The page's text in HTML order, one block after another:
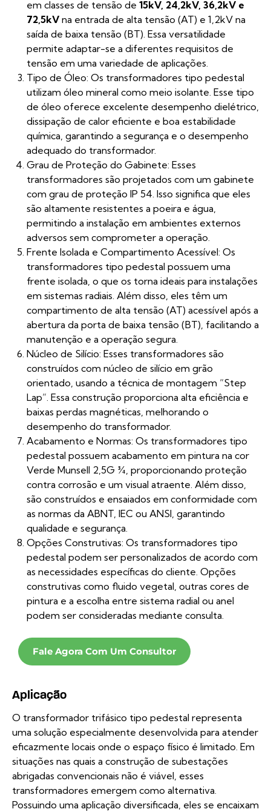
em classes de tensão de 15kV, 24,2kV, 36,2kV e
72,5kV na entrada de alta tensão (AT) e 1,2kV na
saída de baixa tensão (BT). Essa versatilidade
permite adaptar-se a diferentes requisitos de
tensão em uma variedade de aplicações.
Tipo de Óleo: Os transformadores tipo pedestal
utilizam óleo mineral como meio isolante. Esse tipo
de óleo oferece excelente desempenho dielétrico,
dissipação de calor eficiente e boa estabilidade
química, garantindo a segurança e o desempenho
adequado do transformador.
Grau de Proteção do Gabinete: Esses
transformadores são projetados com um gabinete
com grau de proteção IP 54. Isso significa que eles
são altamente resistentes a poeira e água,
permitindo a instalação em ambientes externos
adversos sem comprometer a operação.
Frente Isolada e Compartimento Acessível: Os
transformadores tipo pedestal possuem uma
frente isolada, o que os torna ideais para instalações
em sistemas radiais. Além disso, eles têm um
compartimento de alta tensão (AT) acessível após a
abertura da porta de baixa tensão (BT), facilitando a
manutenção e a operação segura.
Núcleo de Silício: Esses transformadores são
construídos com núcleo de silício em grão
orientado, usando a técnica de montagem “Step
Lap”. Essa construção proporciona alta eficiência e
baixas perdas magnéticas, melhorando o
desempenho do transformador.
Acabamento e Normas: Os transformadores tipo
pedestal possuem acabamento em pintura na cor
Verde Munsell 2,5G ¾, proporcionando proteção
contra corrosão e um visual atraente. Além disso,
são construídos e ensaiados em conformidade com
as normas da ABNT, IEC ou ANSI, garantindo
qualidade e segurança.
Opções Construtivas: Os transformadores tipo
pedestal podem ser personalizados de acordo com
as necessidades específicas do cliente. Opções
construtivas como fluido vegetal, outras cores de
pintura e a escolha entre sistema radial ou anel
podem ser consideradas mediante consulta.
Fale Agora Com Um Consultor
Aplicação
O transformador trifásico tipo pedestal representa
uma solução especialmente desenvolvida para atender
eficazmente locais onde o espaço físico é limitado. Em
situações nas quais a construção de subestações
abrigadas convencionais não é viável, esses
transformadores emergem como alternativa.
Possuindo uma aplicação diversificada, eles se encaixam